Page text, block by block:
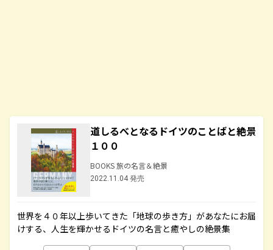
道しるべとなるドイツのことばと絶景
１００
BOOKS 旅の名言＆絶景
2022.11.04 発売
世界を４０年以上歩いてきた「地球の歩き方」があなたにお届
けする、人生を輝かせるドイツの名言と癒やしの絶景集